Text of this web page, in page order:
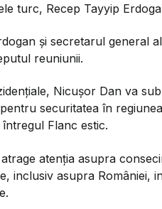
turc, Recep Tayyip
și secretarul general
reuniunii.
Nicușor Dan va
securitatea în
Flanc estic.
atenția asupra
inclusiv asupra României,